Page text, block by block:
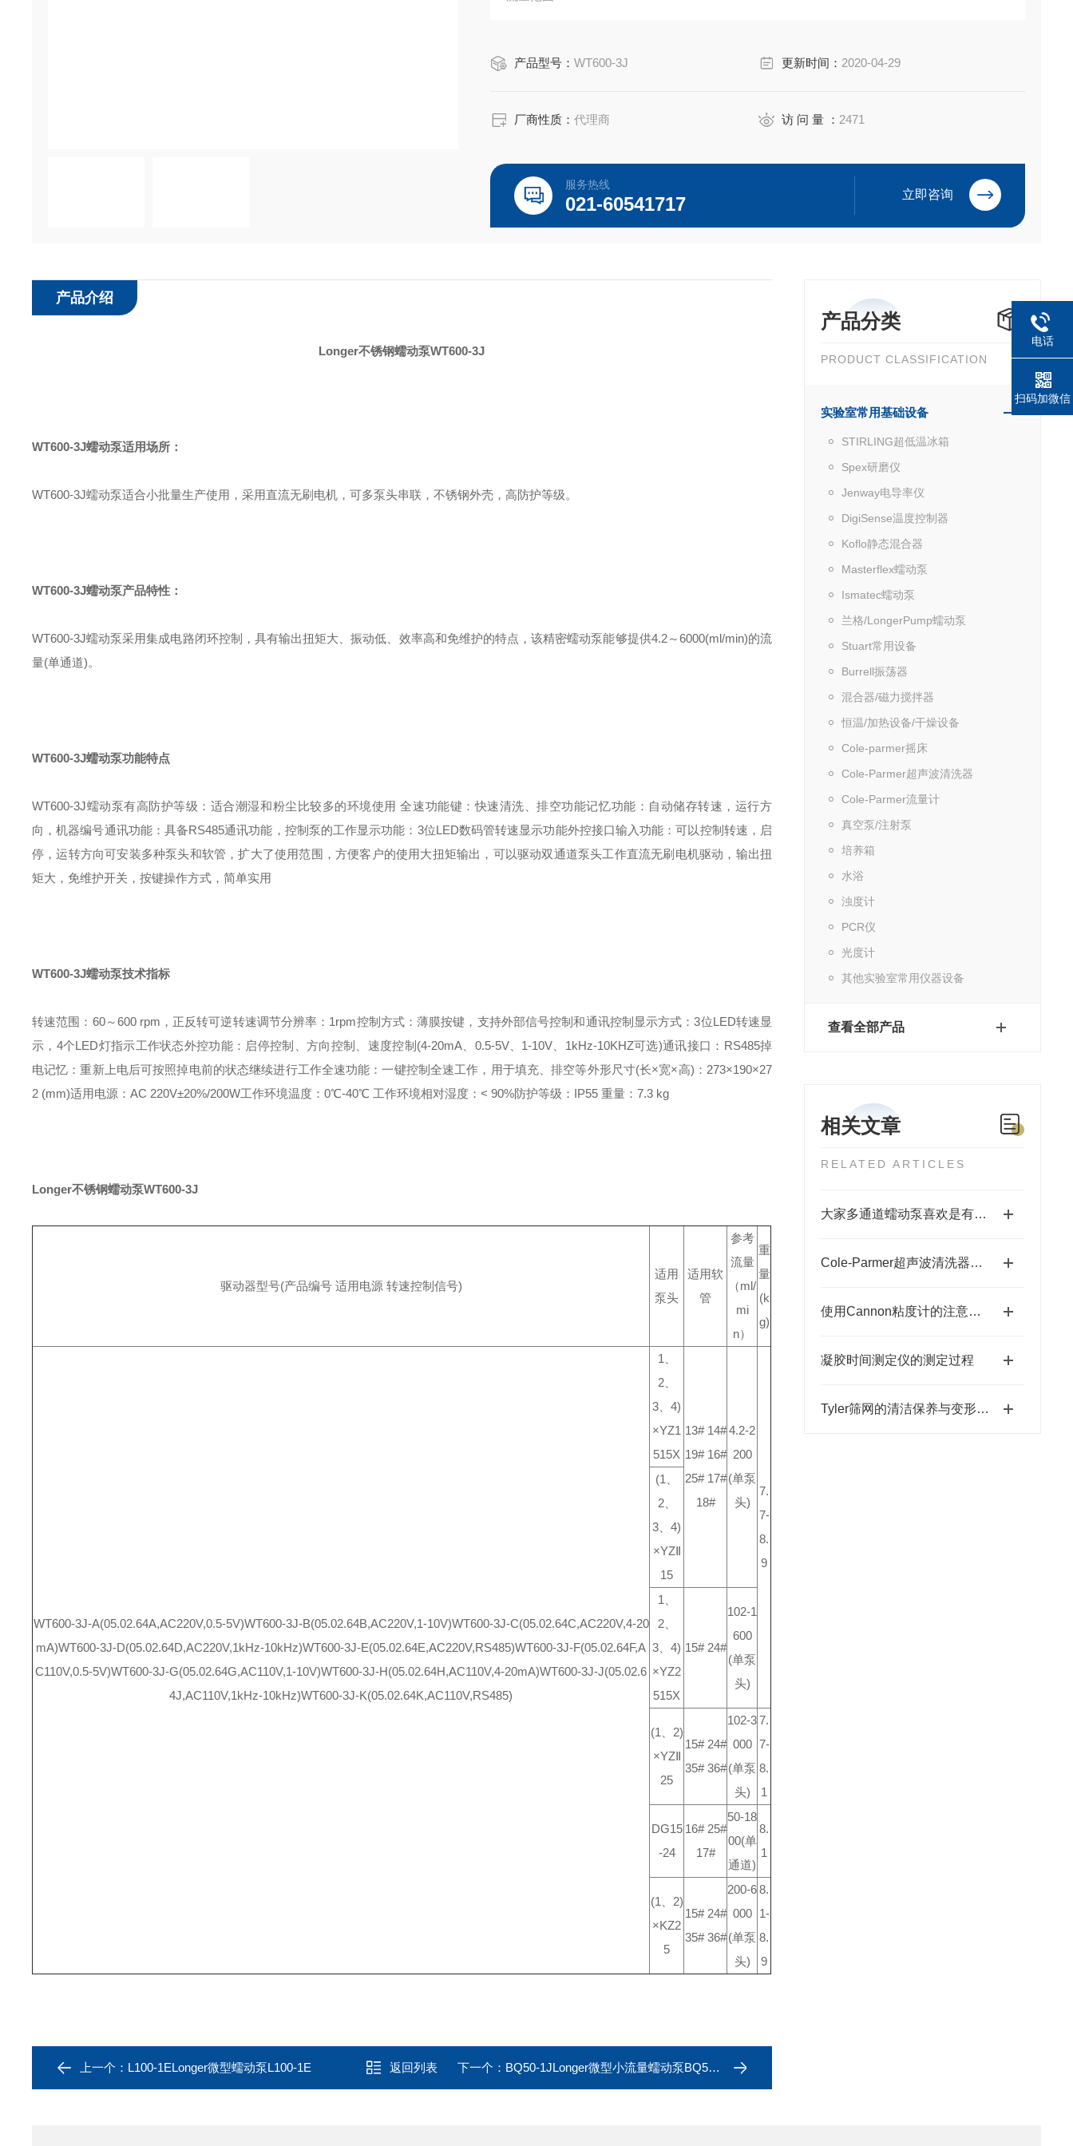
产品型号：WT600-3J 更新时间： 2020-04-29
厂商性质：代理商 访 问 量 ： 2471
服务热线
021-60541717 立即咨询
产品分类
PRODUCT CLASSIFICATION
实验室常用基础设备
STIRLING超低温冰箱
Spex研磨仪
Jenway电导率仪
DigiSense温度控制器
Koflo静态混合器
Masterflex蠕动泵
Ismatec蠕动泵
兰格/LongerPump蠕动泵
Stuart常用设备
Burrell振荡器
混合器/磁力搅拌器
恒温/加热设备/干燥设备
Cole-parmer摇床
Cole-Parmer超声波清洗器
Cole-Parmer流量计
真空泵/注射泵
培养箱
水浴
浊度计
PCR仪
光度计
其他实验室常用仪器设备
查看全部产品
相关文章
RELATED ARTICLES
大家多通道蠕动泵喜欢是有原因的
Cole-Parmer超声波清洗器如何完成清洗工作
使用Cannon粘度计的注意事项
凝胶时间测定仪的测定过程
Tyler筛网的清洁保养与变形修复技巧
产品介绍
Longer不锈钢蠕动泵WT600-3J
WT600-3J蠕动泵适用场所：
WT600-3J蠕动泵适合小批量生产使用，采用直流无刷电机，可多泵头串联，不锈钢外壳，高防护等级。
WT600-3J蠕动泵产品特性：
WT600-3J蠕动泵采用集成电路闭环控制，具有输出扭矩大、振动低、效率高和免维护的特点，该精密蠕动泵能够提供4.2～6000(ml/min)的流
量(单通道)。
WT600-3J蠕动泵功能特点
WT600-3J蠕动泵有高防护等级：适合潮湿和粉尘比较多的环境使用全速功能键：快速清洗、排空功能记忆功能：自动储存转速，运行方
向，机器编号通讯功能：具备RS485通讯功能，控制泵的工作显示功能：3位LED数码管转速显示功能外控接口输入功能：可以控制转速，启
停，运转方向可安装多种泵头和软管，扩大了使用范围，方便客户的使用大扭矩输出，可以驱动双通道泵头工作直流无刷电机驱动，输出扭
矩大，免维护开关，按键操作方式，简单实用
WT600-3J蠕动泵技术指标
转速范围：60～600 rpm，正反转可逆转速调节分辨率：1rpm控制方式：薄膜按键，支持外部信号控制和通讯控制 显示方式：3位LED转速显
示，4个LED灯指示工作状态外控功能：启停控制、方向控制、速度控制(4-20mA、0.5-5V、1-10V、1kHz-10KHZ可选)通讯接口：RS485掉
电记忆：重新上电后可按照掉电前的状态继续进行工作全速功能：一键控制全速工作，用于填充、排空等外形尺寸(长×宽×高)：273×190×27
2 (mm)适用电源：AC 220V±20%/200W工作环境温度：0℃-40℃ 工作环境相对湿度：< 90%防护等级：IP55 重量：7.3 kg
Longer不锈钢蠕动泵WT600-3J
驱动器型号(产品编号 适用电源 转速控制信号)
适用
泵头
适用软
管
参考
流量
（ml/
mi
n）
重
量
(k
g)
WT600-3J-A(05.02.64A,AC220V,0.5-5V)WT600-3J-B(05.02.64B,AC220V,1-10V)WT600-3J-C(05.02.64C,AC220V,4-20
mA)WT600-3J-D(05.02.64D,AC220V,1kHz-10kHz)WT600-3J-E(05.02.64E,AC220V,RS485)WT600-3J-F(05.02.64F,A
C110V,0.5-5V)WT600-3J-G(05.02.64G,AC110V,1-10V)WT600-3J-H(05.02.64H,AC110V,4-20mA)WT600-3J-J(05.02.6
4J,AC110V,1kHz-10kHz)WT600-3J-K(05.02.64K,AC110V,RS485)
1、
2、
3、4)
×YZ1
515X
13# 14#
19# 16#
25# 17#
18#
4.2-2
200
(单泵
头)
7.
7-
8.
9
(1、
2、
3、4)
×YZⅡ
15
1、
2、
3、4)
×YZ2
515X
15# 24#
102-1
600
(单泵
头)
(1、2)
×YZⅡ
25
15# 24#
35# 36#
102-3
000
(单泵
头)
7.
7-
8.
1
DG15
-24
16# 25#
17#
50-18
00(单
通道)
8.
1
(1、2)
×KZ2
5
15# 24#
35# 36#
200-6
000
(单泵
头)
8.
1-
8.
9
上一个： L100-1ELonger微型蠕动泵L100-1E 返回列表 下一个： BQ50-1JLonger微型小流量蠕动泵BQ50-1J
电话
扫码加微信